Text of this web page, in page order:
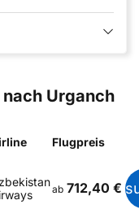
Urganch
Flugpreis
ab 712,40 €